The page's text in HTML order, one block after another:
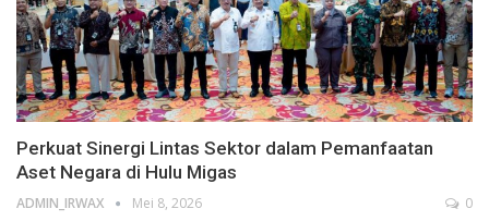
Perkuat Sinergi Lintas Sektor dalam Pemanfaatan
Aset Negara di Hulu Migas
ADMIN_IRWAX Mei 8, 2026 0